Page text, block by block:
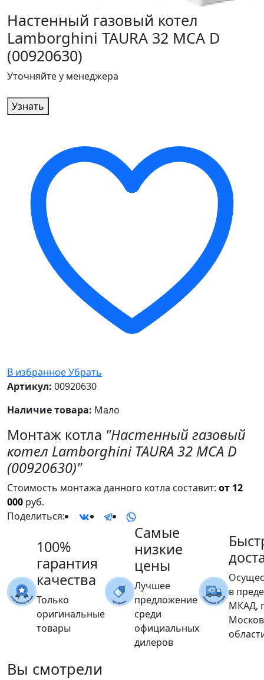
Настенный газовый котел
Lamborghini TAURA 32 MCA D
(00920630)
Уточняйте у менеджера
Узнать
В избранноеУбрать
Артикул: 00920630
Наличие товара: Мало
Монтаж котла "Настенный газовый
котел Lamborghini TAURA 32 MCA D
(00920630)"
Стоимость монтажа данного котла составит: от 12
000 руб.
Поделиться:
100%
гарантия
качества
Только
оригинальные
товары
Самые
низкие
цены
Лучшее
предложение
среди
официальных
дилеров
в
МКАД,
Вы смотрели